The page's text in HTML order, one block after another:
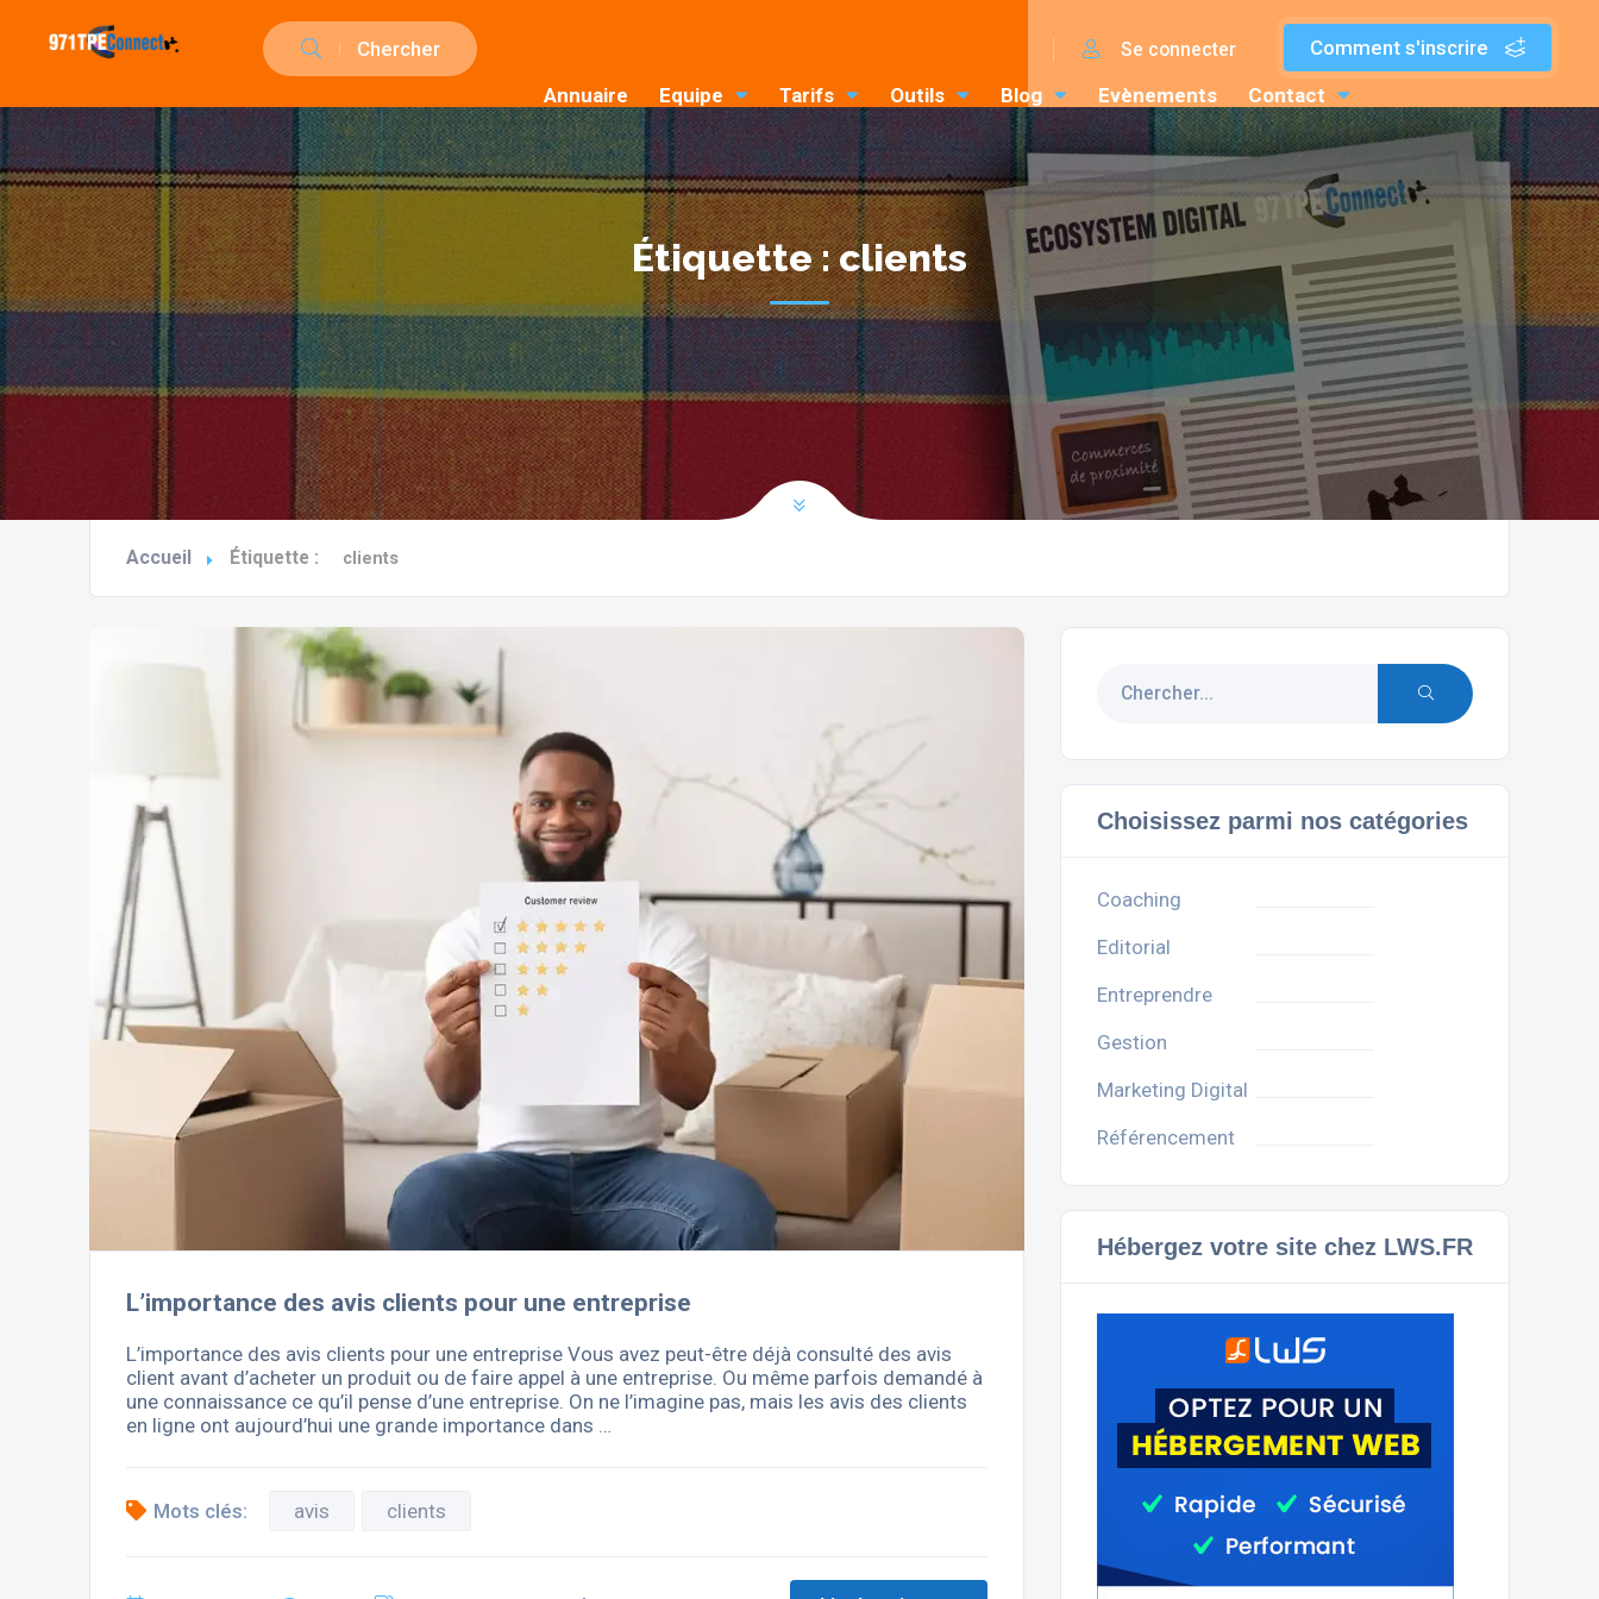
Chercher Comment s'inscrire
Se connecter
Annuaire Equipe Tarifs Outils Blog Evènements Contact
Étiquette :clients
Accueil Étiquette : clients
L’importance des avis clients pour une entreprise
L’importance des avis clients pour une entreprise Vous avez peut-être déjà consulté des avis
client avant d’acheter un produit ou de faire appel à une entreprise. Ou même parfois demandé à
une connaissance ce qu’il pense d’une entreprise. On ne l’imagine pas, mais les avis des clients
en ligne ont aujourd’hui une grande importance dans …
Mots clés: avis clients
Choisissez parmi nos catégories
Coaching
Editorial
Entreprendre
Gestion
Marketing Digital
Référencement
Hébergez votre site chez LWS.FR